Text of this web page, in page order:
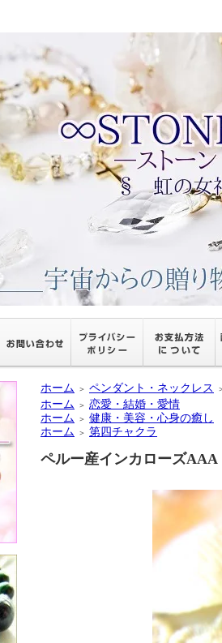
ホーム ＞ ペンダント・ネックレス
ホーム
＞ 恋愛・結婚・愛情
ホーム
＞ 健康・美容・心身の癒し
ホーム
＞ 第四チャクラ
ペルー産インカローズ